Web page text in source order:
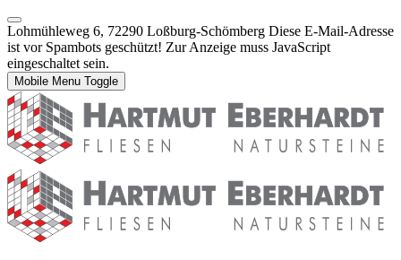
Lohmühleweg 6, 72290 Loßburg-Schömberg Diese E-Mail-Adresse
ist vor Spambots geschützt! Zur Anzeige muss JavaScript
eingeschaltet sein.
Mobile Menu Toggle